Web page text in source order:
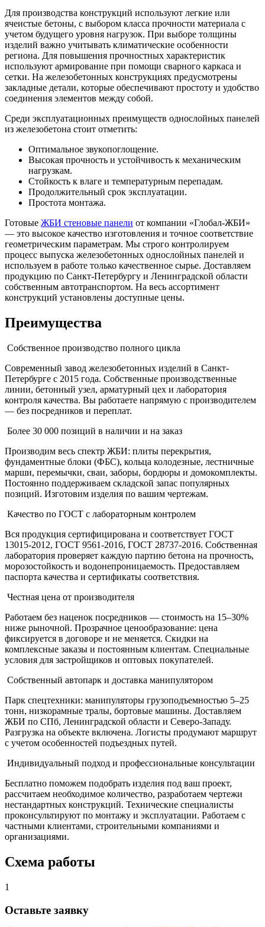
Для производства конструкций используют легкие или
ячеистые бетоны, с выбором класса прочности материала с
учетом будущего уровня нагрузок. При выборе толщины
изделий важно учитывать климатические особенности
региона. Для повышения прочностных характеристик
используют армирование при помощи сварного каркаса и
сетки. На железобетонных конструкциях предусмотрены
закладные детали, которые обеспечивают простоту и удобство
соединения элементов между собой.
Среди эксплуатационных преимуществ однослойных панелей
из железобетона стоит отметить:
Оптимальное звукопоглощение.
Высокая прочность и устойчивость к механическим
нагрузкам.
Стойкость к влаге и температурным перепадам.
Продолжительный срок эксплуатации.
Простота монтажа.
Готовые ЖБИ стеновые панели от компании «Глобал-ЖБИ»
— это высокое качество изготовления и точное соответствие
геометрическим параметрам. Мы строго контролируем
процесс выпуска железобетонных однослойных панелей и
используем в работе только качественное сырье. Доставляем
продукцию по Санкт-Петербургу и Ленинградской области
собственным автотранспортом. На весь ассортимент
конструкций установлены доступные цены.
Преимущества
Собственное производство полного цикла
Современный завод железобетонных изделий в Санкт-
Петербурге с 2015 года. Собственные производственные
линии, бетонный узел, арматурный цех и лаборатория
контроля качества. Вы работаете напрямую с производителем
— без посредников и переплат.
Более 30 000 позиций в наличии и на заказ
Производим весь спектр ЖБИ: плиты перекрытия,
фундаментные блоки (ФБС), кольца колодезные, лестничные
марши, перемычки, сваи, заборы, бордюры и домокомплекты.
Постоянно поддерживаем складской запас популярных
позиций. Изготовим изделия по вашим чертежам.
Качество по ГОСТ с лабораторным контролем
Вся продукция сертифицирована и соответствует ГОСТ
13015-2012, ГОСТ 9561-2016, ГОСТ 28737-2016. Собственная
лаборатория проверяет каждую партию бетона на прочность,
морозостойкость и водонепроницаемость. Предоставляем
паспорта качества и сертификаты соответствия.
Честная цена от производителя
Работаем без наценок посредников — стоимость на 15–30%
ниже рыночной. Прозрачное ценообразование: цена
фиксируется в договоре и не меняется. Скидки на
комплексные заказы и постоянным клиентам. Специальные
условия для застройщиков и оптовых покупателей.
Собственный автопарк и доставка манипулятором
Парк спецтехники: манипуляторы грузоподъемностью 5–25
тонн, низкорамные тралы, бортовые машины. Доставляем
ЖБИ по СПб, Ленинградской области и Северо-Западу.
Разгрузка на объекте включена. Логисты продумают маршрут
с учетом особенностей подъездных путей.
Индивидуальный подход и профессиональные консультации
Бесплатно поможем подобрать изделия под ваш проект,
рассчитаем необходимое количество, разработаем чертежи
нестандартных конструкций. Технические специалисты
проконсультируют по монтажу и эксплуатации. Работаем с
частными клиентами, строительными компаниями и
организациями.
Схема работы
1
Оставьте заявку